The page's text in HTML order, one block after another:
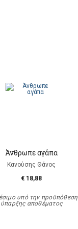
Άνθρωπε αγάπα
Κανούσης Θάνος
€ 18,88
υπό την προϋπόθεση
ύπαρξης αποθέματος